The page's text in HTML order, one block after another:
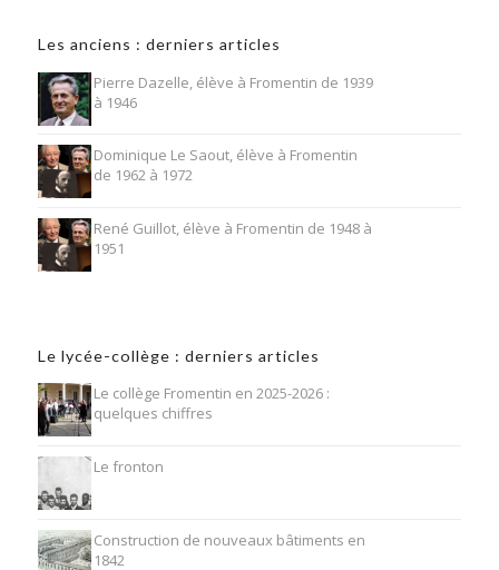
Les anciens : derniers articles
Pierre Dazelle, élève à Fromentin de 1939
à 1946
Dominique Le Saout, élève à Fromentin
de 1962 à 1972
René Guillot, élève à Fromentin de 1948 à
1951
Le lycée-collège : derniers articles
Le collège Fromentin en 2025-2026 :
quelques chiffres
Le fronton
Construction de nouveaux bâtiments en
1842